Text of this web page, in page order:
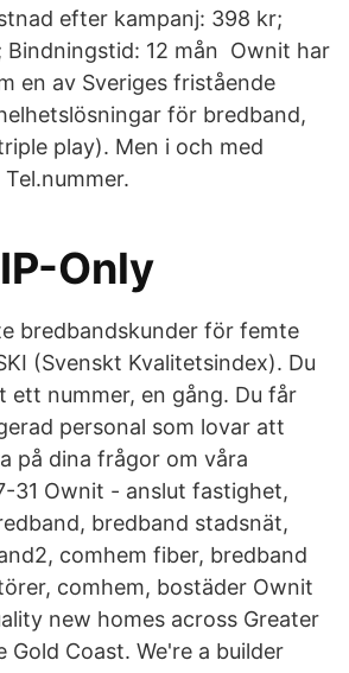
efter kampanj: 398 kr;
12 mån Ownit har
en av Sveriges fristående
för bredband,
play). Men i och med
Only
bredbandskunder för femte
(Svenskt Kvalitetsindex). Du
ett nummer, en gång. Du får
personal som lovar att
på dina frågor om våra
31 Ownit - anslut fastighet,
bredband stadsnät,
comhem fiber, bredband
comhem, bostäder Ownit
new homes across Greater
Gold Coast. We're a builder